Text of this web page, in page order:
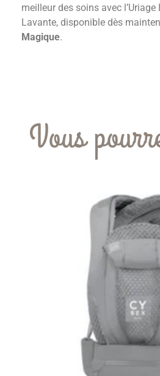
meilleur des soins avec l’Uriage
Lavante, disponible dès
Magique.
Vous